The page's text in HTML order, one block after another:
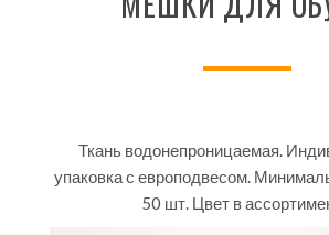
Ткань водонепроницаемая.
упаковка с европодвесом.
50 шт. Цвет в